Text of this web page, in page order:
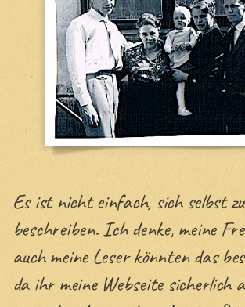
Herzensprojekte
Fragen & Antworten
Cornelias Gäste
Fotoalbum
Das Volterra-
Das Volterra-Projekt
Gäste
Es ist nicht einfach, sich selbst zu
beschreiben. Ich denke, meine
auch meine Leser könnten das
da ihr meine Webseite sicherlich